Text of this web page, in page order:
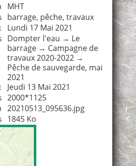
MHT
barrage, pêche, travaux
Lundi 17 Mai 2021
Dompter l'eau → Le
barrage→ Campagne de
travaux 2020-2022→
Pêche de sauvegarde, mai
2021
Jeudi 13 Mai 2021
2000*1125
20210513_095636.jpg
1845 Ko